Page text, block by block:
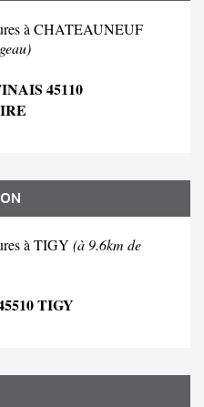
à CHATEAUNEUF
45110
à TIGY (à 9.6km de
TIGY